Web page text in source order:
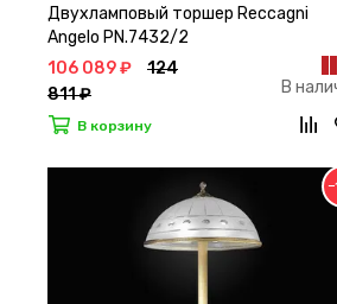
Двухламповый торшер Reccagni
Angelo PN.7432/2
106 089 ₽
124
811 ₽
В
В корзину